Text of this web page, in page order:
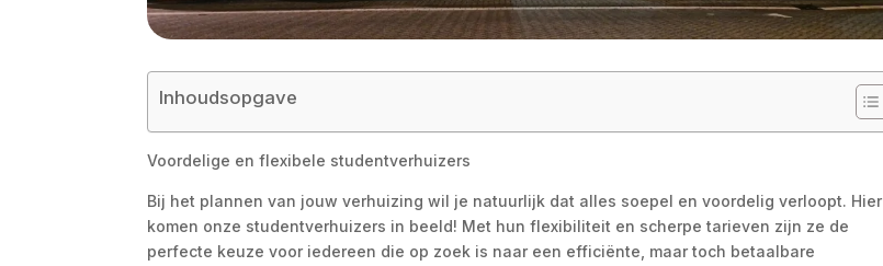
Inhoudsopgave
Voordelige en flexibele studentverhuizers
Bij het plannen van jouw verhuizing wil je natuurlijk dat alles soepel en voordelig verloopt. Hier
komen onze studentverhuizers in beeld! Met hun flexibiliteit en scherpe tarieven zijn ze de
perfecte keuze voor iedereen die op zoek is naar een efficiënte, maar toch betaalbare